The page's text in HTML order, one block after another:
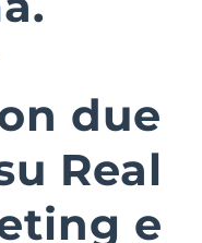
due
Real
e